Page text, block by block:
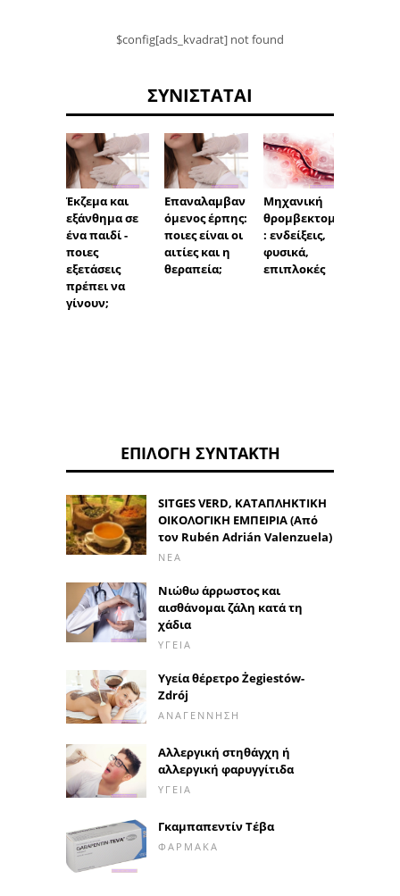
$config[ads_kvadrat] not found
ΣΥΝΙΣΤΆΤΑΙ
Έκζεμα και
εξάνθημα σε
ένα παιδί -
ποιες
εξετάσεις
πρέπει να
γίνουν;
Επαναλαμβαν
όμενος έρπης:
ποιες είναι οι
αιτίες και η
θεραπεία;
Μηχανική
θρομβεκτομή
: ενδείξεις,
φυσικά,
επιπλοκές
ΕΠΙΛΟΓΉ ΣΥΝΤΆΚΤΗ
SITGES VERD, ΚΑΤΑΠΛΗΚΤΙΚΗ
ΟΙΚΟΛΟΓΙΚΗ ΕΜΠΕΙΡΙΑ (Από
τον Rubén Adrián Valenzuela)
ΝΈΑ
Νιώθω άρρωστος και
αισθάνομαι ζάλη κατά τη
χάδια
ΥΓΕΊΑ
Υγεία θέρετρο Żegiestów-
Zdrój
ΑΝΑΓΈΝΝΗΣΗ
Αλλεργική στηθάγχη ή
αλλεργική φαρυγγίτιδα
ΥΓΕΊΑ
Γκαμπαπεντίν Τέβα
ΦΆΡΜΑΚΑ